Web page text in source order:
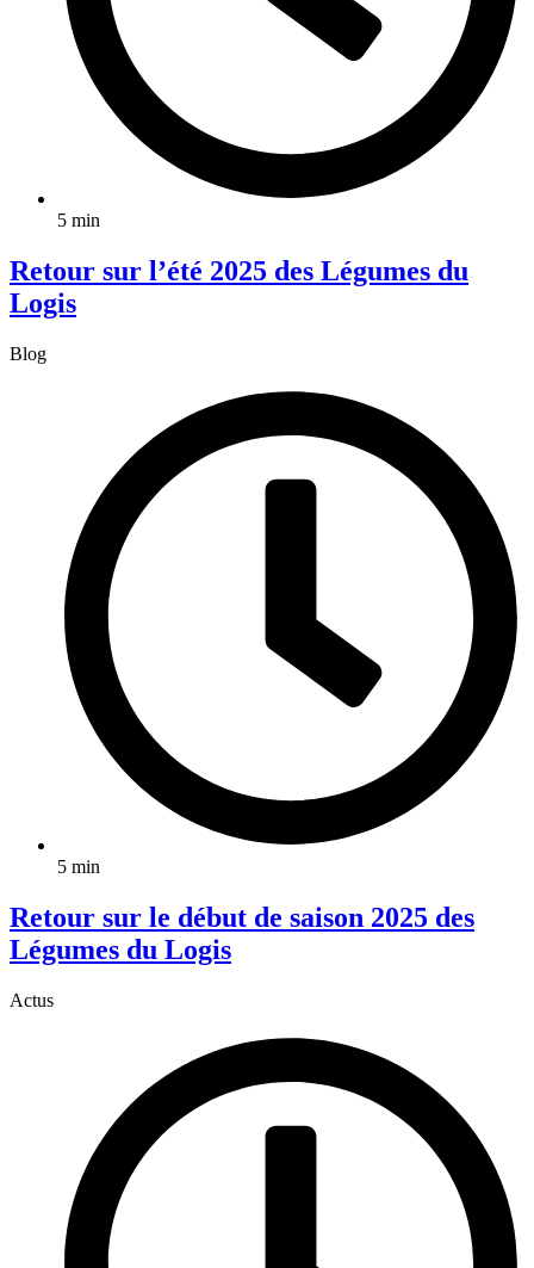
5 min
Retour sur l’été 2025 des Légumes du
Logis
Blog
5 min
Retour sur le début de saison 2025 des
Légumes du Logis
Actus